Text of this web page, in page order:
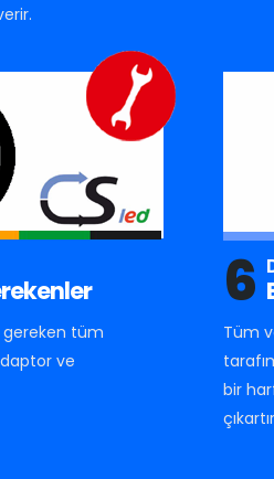
gereken tüm
ve
6
Tüm
bir